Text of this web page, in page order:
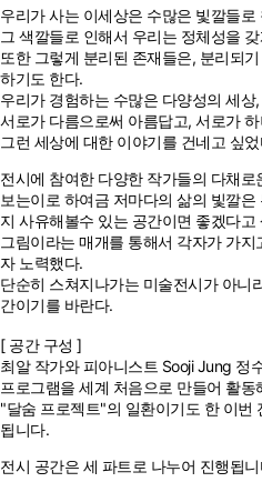
우리가 사는 이세상은 수많은 빛깔들
그 색깔들로 인해서 우리는 정체성을
또한 그렇게 분리된 존재들은, 분리되
하기도 한다.
우리가 경험하는 수많은 다양성의 세
서로가 다름으로써 아름답고, 서로가
그런 세상에 대한 이야기를 건네고 싶었
전시에 참여한 다양한 작가들의 다채
보는이로 하여금 저마다의 삶의 빛깔
지 사유해볼수 있는 공간이면 좋겠다고
그림이라는 매개를 통해서 각자가 가
자 노력했다.
단순히 스쳐지나가는 미술전시가 아니
간이기를 바란다.
[ 공간 구성 ]
최알 작가와 피아니스트 Sooji Jung 정
프로그램을 세계 처음으로 만들어 활동
"달숨 프로젝트"의 일환이기도 한 이번
됩니다.
전시 공간은 세 파트로 나누어 진행됩니